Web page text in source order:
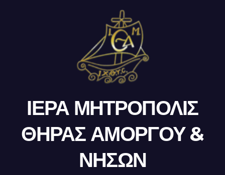
ΙΕΡΑ ΜΗΤΡΟΠΟΛΙΣ
ΘΗΡΑΣ ΑΜΟΡΓΟΥ &
ΝΗΣΩΝ